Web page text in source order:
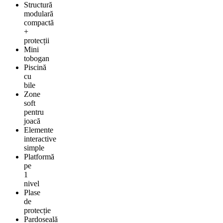
Structură
modulară
compactă
+
protecții
Mini
tobogan
Piscină
cu
bile
Zone
soft
pentru
joacă
Elemente
interactive
simple
Platformă
pe
1
nivel
Plase
de
protecție
Pardoseală